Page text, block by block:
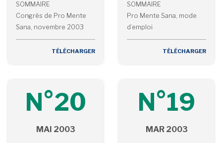
SOMMAIRE
Congrès de Pro Mente
Sana, novembre 2003
TÉLÉCHARGER
SOMMAIRE
Pro Mente Sana, mode
d’emploi
TÉLÉCHARGER
N°20
MAI 2003
N°19
MAR 2003